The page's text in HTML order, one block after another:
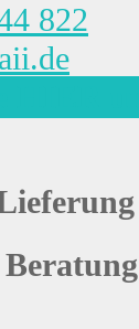
822